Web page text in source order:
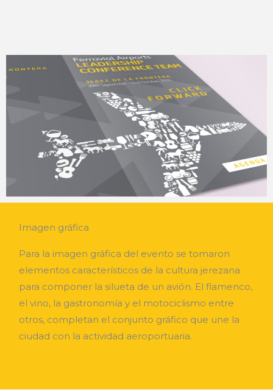
Imagen gráfica
Para la imagen gráfica del evento se tomaron
elementos característicos de la cultura jerezana
para componer la silueta de un avión. El flamenco,
el vino, la gastronomía y el motociclismo entre
otros, completan el conjunto gráfico que une la
ciudad con la actividad aeroportuaria.